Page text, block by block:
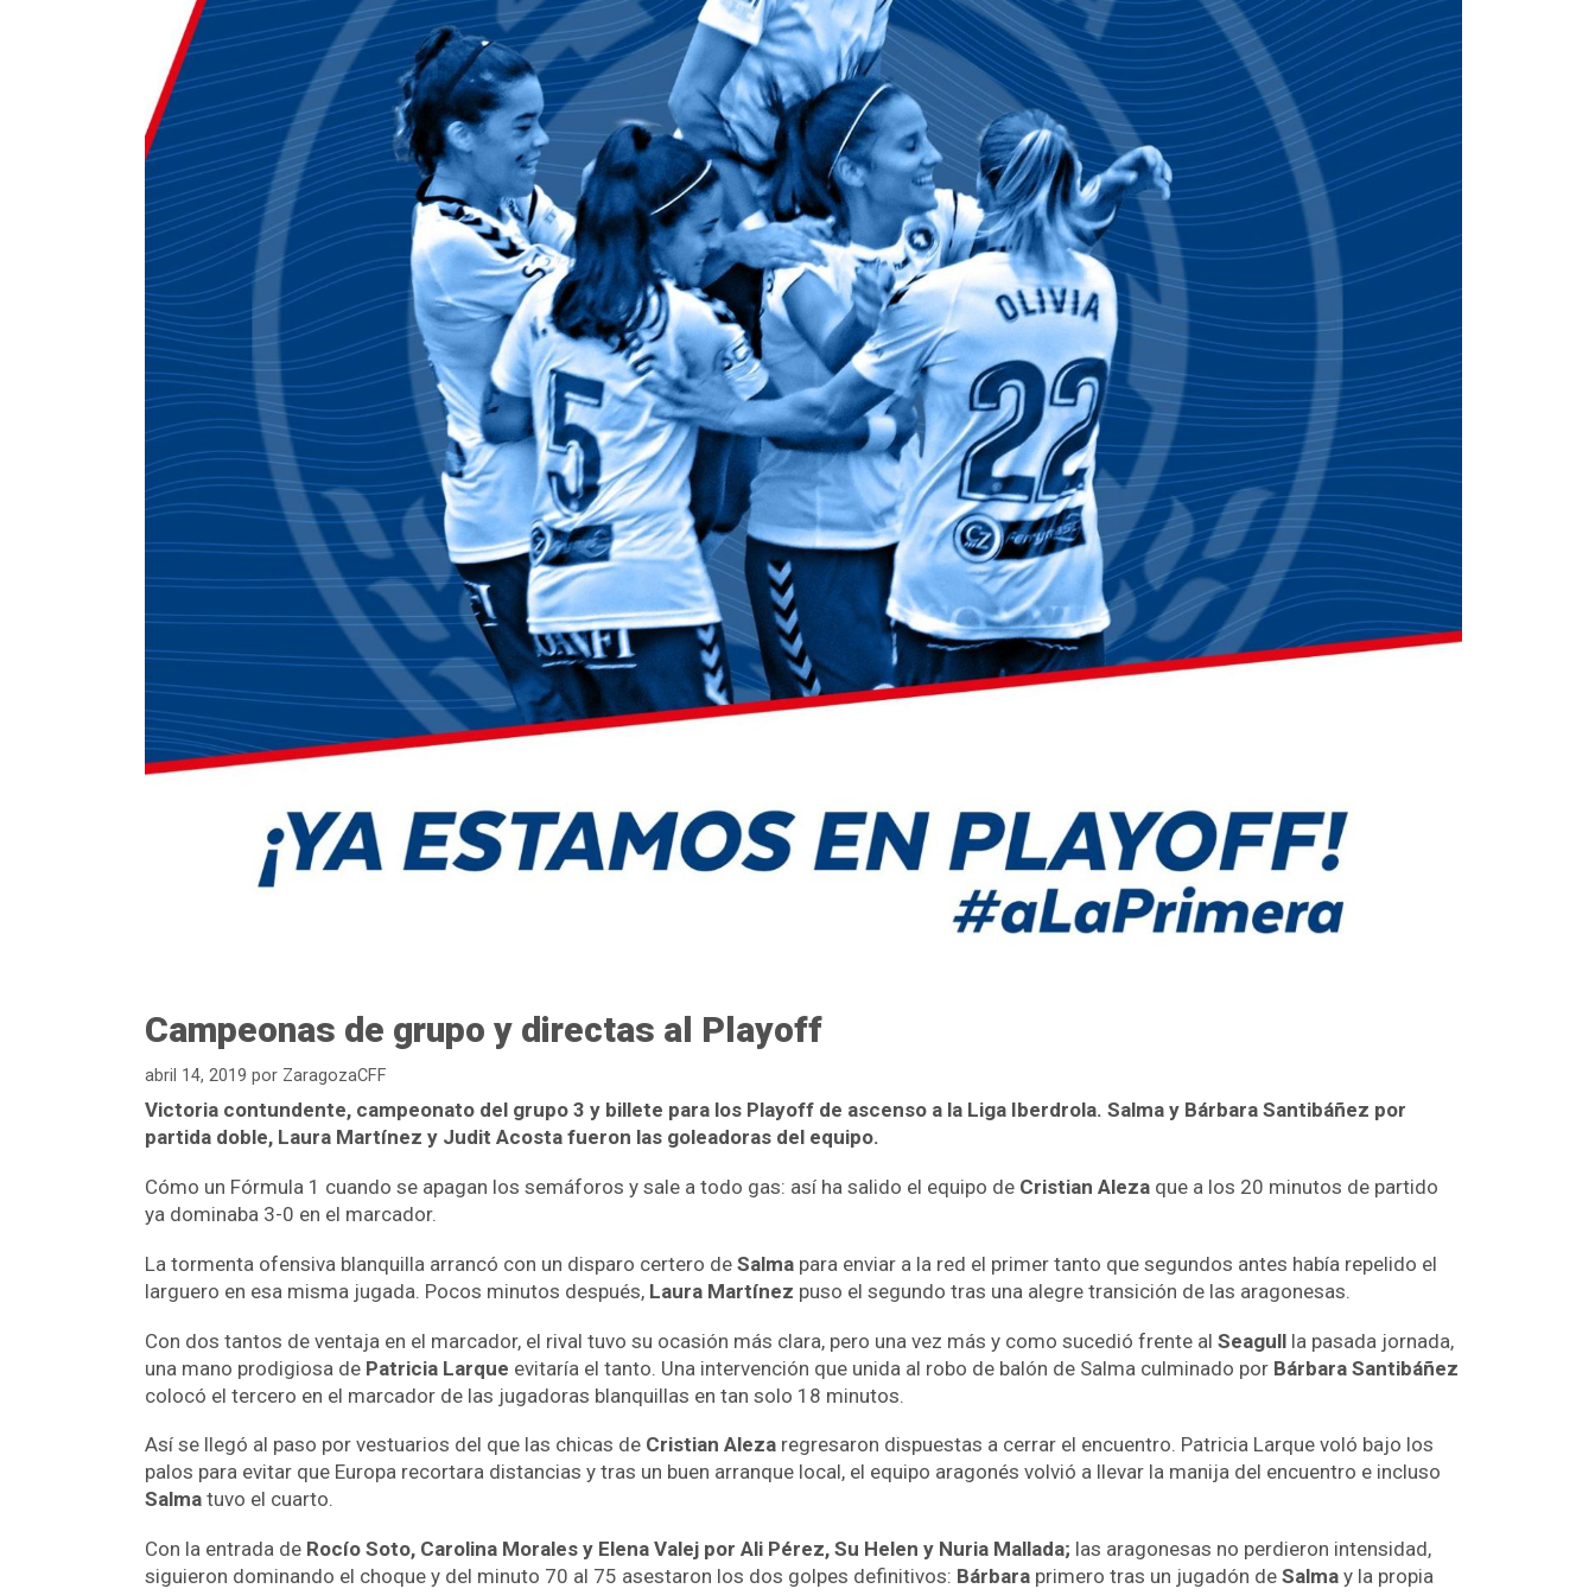
Campeonas de grupo y directas al Playoff
abril 14, 2019 por ZaragozaCFF
Victoria contundente, campeonato del grupo 3 y billete para los Playoff de ascenso a la Liga Iberdrola. Salma y Bárbara Santibáñez por
partida doble, Laura Martínez y Judit Acosta fueron las goleadoras del equipo.
Cómo un Fórmula 1 cuando se apagan los semáforos y sale a todo gas: así ha salido el equipo de Cristian Aleza que a los 20 minutos de partido
ya dominaba 3-0 en el marcador.
La tormenta ofensiva blanquilla arrancó con un disparo certero de Salma para enviar a la red el primer tanto que segundos antes había repelido el
larguero en esa misma jugada. Pocos minutos después, Laura Martínez puso el segundo tras una alegre transición de las aragonesas.
Con dos tantos de ventaja en el marcador, el rival tuvo su ocasión más clara, pero una vez más y como sucedió frente al Seagull la pasada jornada,
una mano prodigiosa de Patricia Larque evitaría el tanto. Una intervención que unida al robo de balón de Salma culminado por Bárbara Santibáñez
colocó el tercero en el marcador de las jugadoras blanquillas en tan solo 18 minutos.
Así se llegó al paso por vestuarios del que las chicas de Cristian Aleza regresaron dispuestas a cerrar el encuentro. Patricia Larque voló bajo los
palos para evitar que Europa recortara distancias y tras un buen arranque local, el equipo aragonés volvió a llevar la manija del encuentro e incluso
Salma tuvo el cuarto.
Con la entrada de Rocío Soto, Carolina Morales y Elena Valej por Ali Pérez, Su Helen y Nuria Mallada; las aragonesas no perdieron intensidad,
siguieron dominando el choque y del minuto 70 al 75 asestaron los dos golpes definitivos: Bárbara primero tras un jugadón de Salma y la propia